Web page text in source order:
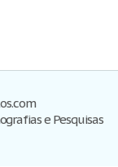
e Pesquisas